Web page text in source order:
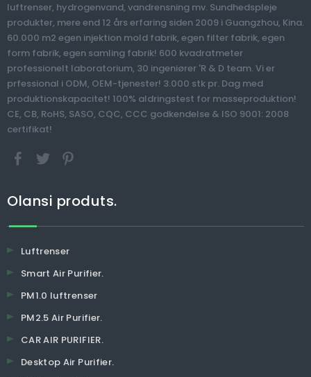
luftrenser, hydrogenvand, vandrensning mv. Sundhedspleje
produkter, mere end 12 års erfaring siden 2009 i Guangzhou, Kina.
60.000 m2 egen injektion mold fabrik, egen filter fabrik, egen
form fabrik, egen samling fabrik! 600 kvadratmeter
professionelt laboratorium, 30 ingeniører 'R & D team. Vi er
prfessional i ODM, OEM-tjenester! 3.000 stk pr. Dag med
produktionskapacitet! 100% aldringstest for masseproduktion!
CE, CB, RoHS, SASO, CQC, CCC godkendelse & ISO 9001: 2008
certifikat!
Olansi produts.
Luftrenser
Smart Air Purifier.
PM1.0 luftrenser
PM2.5 Air Purifier.
CAR AIR PURIFIER.
Desktop Air Purifier.